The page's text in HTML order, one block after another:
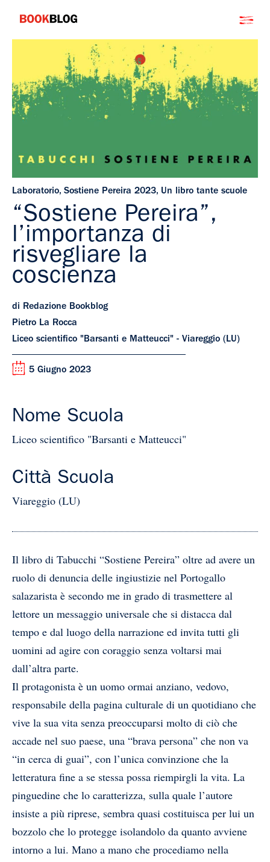
contenuto
Bookblog
Laboratorio, Sostiene Pereira 2023, Un libro tante scuole
“Sostiene Pereira”,
l’importanza di
risvegliare la
coscienza
di Redazione Bookblog
Pietro La Rocca
Liceo scientifico "Barsanti e Matteucci" - Viareggio (LU)
5 Giugno 2023
Nome Scuola
Liceo scientifico "Barsanti e Matteucci"
Città Scuola
Viareggio (LU)
Il libro di Tabucchi “Sostiene Pereira” oltre ad avere un
ruolo di denuncia delle ingiustizie nel Portogallo
salazarista è secondo me in grado di trasmettere al
lettore un messaggio universale che si distacca dal
tempo e dal luogo della narrazione ed invita tutti gli
uomini ad agire con coraggio senza voltarsi mai
dall’altra parte.
Il protagonista è un uomo ormai anziano, vedovo,
responsabile della pagina culturale di un quotidiano che
vive la sua vita senza preoccuparsi molto di ciò che
accade nel suo paese, una “brava persona” che non va
“in cerca di guai”, con l’unica convinzione che la
letteratura fine a se stessa possa riempirgli la vita. La
pinguedine che lo caratterizza, sulla quale l’autore
insiste a più riprese, sembra quasi costituisca per lui un
bozzolo che lo protegge isolandolo da quanto avviene
intorno a lui. Mano a mano che procediamo nella